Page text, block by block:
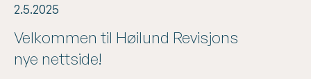
2.5.2025
Velkommen til Høilund Revisjons
nye nettside!